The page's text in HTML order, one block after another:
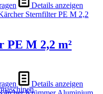
Details anzeigen
M 2,2 m²
Details anzeigen